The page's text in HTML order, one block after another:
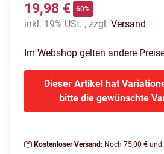
19,98 € 60%
inkl. 19% USt. , zzgl. Versand
Im Webshop gelten andere
Dieser Artikel hat
bitte die gewünschte
Kostenloser Versand: Noch 75,00 €